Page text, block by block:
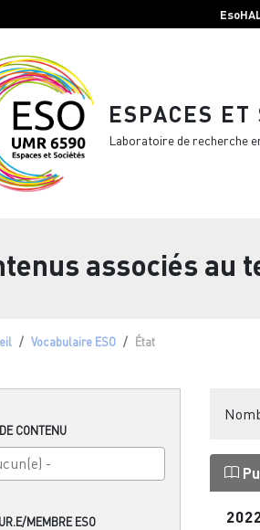
ESPACES ET
Laboratoire de recherche
associés au
Vocabulaire ESO État
CONTENU
MEMBRE ESO